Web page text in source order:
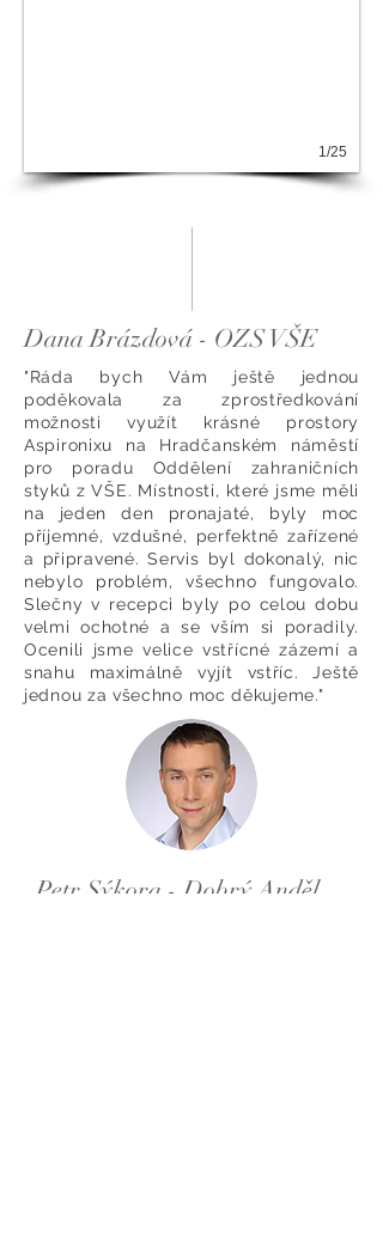
1/25
Dana Brázdová - OZS VŠE
"Ráda bych Vám ještě jednou
poděkovala za zprostředkování
možnosti využít krásné prostory
Aspironixu na Hradčanském náměstí
pro poradu Oddělení zahraničních
styků z VŠE. Místnosti, které jsme měli
na jeden den pronajaté, byly moc
příjemné, vzdušné, perfektně zařízené
a připravené. Servis byl dokonalý, nic
nebylo problém, všechno fungovalo.
Slečny v recepci byly po celou dobu
velmi ochotné a se vším si poradily.
Ocenili jsme velice vstřícné zázemí a
snahu maximálně vyjít vstříc. Ještě
jednou za všechno moc děkujeme."
Petr Sýkora - Dobrý Anděl